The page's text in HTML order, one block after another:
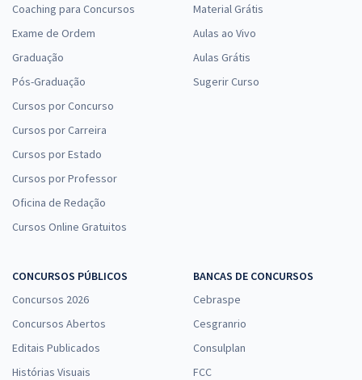
Coaching para Concursos
Exame de Ordem
Graduação
Pós-Graduação
Cursos por Concurso
Cursos por Carreira
Cursos por Estado
Cursos por Professor
Oficina de Redação
Cursos Online Gratuitos
Material Grátis
Aulas ao Vivo
Aulas Grátis
Sugerir Curso
CONCURSOS PÚBLICOS
Concursos 2026
Concursos Abertos
Editais Publicados
Histórias Visuais
BANCAS DE CONCURSOS
Cebraspe
Cesgranrio
Consulplan
FCC